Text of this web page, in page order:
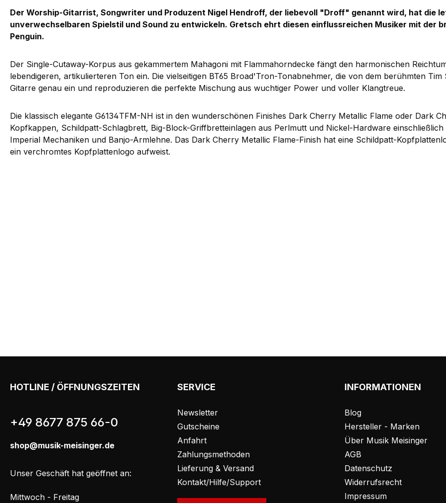
Der Worship-Gitarrist, Songwriter und Produzent Nigel Hendroff, der liebevoll "Droff" genannt wird, hat die
unverwechselbaren Spielstil und Sound zu entwickeln. Gretsch ehrt diesen einflussreichen Musiker mit der
Penguin.
Der Single-Cutaway-Korpus aus gekammertem Mahagoni mit Flammahorndecke fängt den harmonischen
lebendigeren, artikulierteren Ton ein. Die vielseitigen BT65 Broad'Tron-Tonabnehmer, die von dem berühmten
Gitarre genau ein und reproduzieren die perfekte Mischung aus wuchtiger Power und voller Klangtreue.
Die klassisch elegante G6134TFM-NH ist in den wunderschönen Finishes Dark Cherry Metallic Flame oder Dark
Kopfkappen, Schildpatt-Schlagbrett, Big-Block-Griffbretteinlagen aus Perlmutt und Nickel-Hardware
Imperial Mechaniken und Banjo-Armlehne. Das Dark Cherry Metallic Flame-Finish hat eine Schildpatt-
ein verchromtes Kopfplattenlogo aufweist.
HOTLINE / ÖFFNUNGSZEITEN
+49 8677 875 66-0
shop@musik-meisinger.de
Unser Geschäft hat geöffnet an:
Mittwoch - Freitag
SERVICE
Newsletter
Gutscheine
Anfahrt
Zahlungsmethoden
Lieferung & Versand
Kontakt/Hilfe/Support
INFORMATIONEN
Blog
Hersteller - Marken
Über Musik Meisinger
AGB
Datenschutz
Widerrufsrecht
Impressum